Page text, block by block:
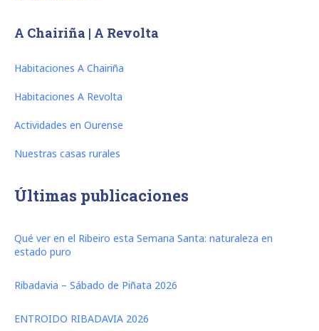
A Chairiña | A Revolta
Habitaciones A Chairiña
Habitaciones A Revolta
Actividades en Ourense
Nuestras casas rurales
Últimas publicaciones
Qué ver en el Ribeiro esta Semana Santa: naturaleza en
estado puro
Ribadavia – Sábado de Piñata 2026
ENTROIDO RIBADAVIA 2026